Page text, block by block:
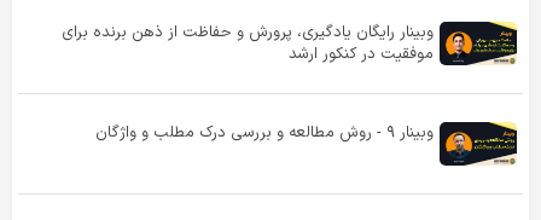
وبینار رایگان یادگیری، پرورش و حفاظت از ذهن برنده برای
موفقیت در کنکور ارشد
وبینار ۹ - روش مطالعه و بررسی درک مطلب و واژگان